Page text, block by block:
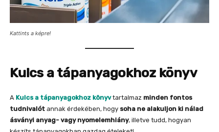
Kattints a képre!
Kulcs a tápanyagokhoz könyv
A Kulcs a tápanyagokhoz könyvtartalmaz minden fontos
tudnivalót annak érdekében, hogy soha ne alakuljon ki nálad
ásványi anyag- vagy nyomelemhiány, illetve tudd, hogyan